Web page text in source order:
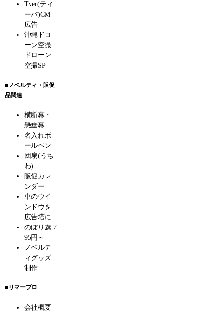
Tver(ティ
ーバ)CM
広告
沖縄ドロ
ーン空撮
ドローン
空撮SP
■ノベルティ・販促
品関連
横断幕・
懸垂幕
名入れボ
ールペン
団扇(うち
わ)
販促カレ
ンダー
車のウイ
ンドウを
広告塔に
のぼり旗 7
95円～
ノベルテ
ィグッズ
制作
■リマープロ
会社概要